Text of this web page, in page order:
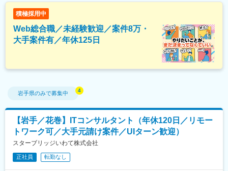
積極採用中
Web総合職／未経験歓迎／案件8万・
大手案件有／年休125日
岩手県のみで募集中
【岩手／花巻】ITコンサルタント（年休120日／リモー
トワーク可／大手元請け案件／UIターン歓迎）
スターブリッジいわて株式会社
正社員 転勤なし